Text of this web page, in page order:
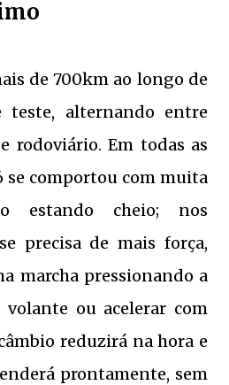
de 700km ao longo de
teste, alternando entre
rodoviário. Em todas as
se comportou com muita
estando cheio; nos
precisa de mais força,
marcha pressionando a
volante ou acelerar com
reduzirá na hora e
prontamente, sem